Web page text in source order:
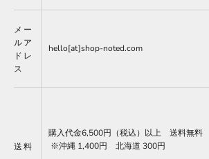
メー
ルア
ドレ
ス
hello[at]shop-noted.com
送料
購入代金6,500円（税込）以上 送料無料
※沖縄 1,400円 北海道 300円